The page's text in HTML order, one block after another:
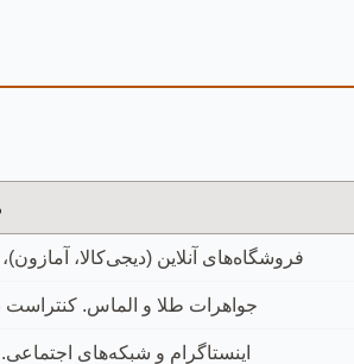
فروشگاه‌های آنلاین (دیجی‌کالا،
جواهرات طلا و الماس.
اینستاگرام و شبکه‌های